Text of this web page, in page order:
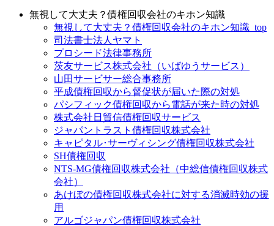
無視して大丈夫？債権回収会社のキホン知識
無視して大丈夫？債権回収会社のキホン知識_top
司法書士法人ヤマト
プロシード法律事務所
茨友サービス株式会社（いばゆうサービス）
山田サービサー総合事務所
平成債権回収から督促状が届いた際の対処
パシフィック債権回収から電話が来た時の対処
株式会社日貿信債権回収サービス
ジャパントラスト債権回収株式会社
キャピタル･サーヴィシング債権回収株式会社
SH債権回収
NTS-MG債権回収株式会社（中総信債権回収株式
会社）
あけぼの債権回収株式会社に対する消滅時効の援
用
アルゴジャパン債権回収株式会社